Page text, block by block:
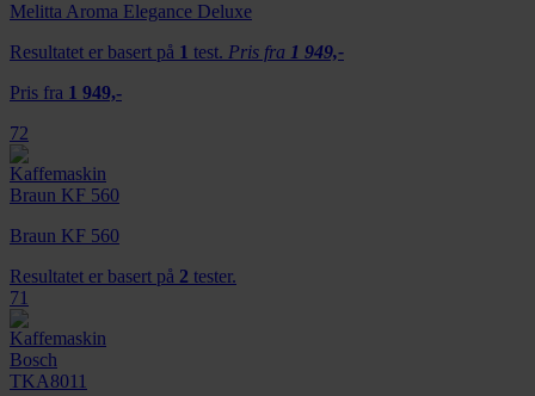
Melitta Aroma Elegance Deluxe
Resultatet er basert på 1 test. Pris fra 1 949,-
Pris fra 1 949,-
72
Braun KF 560
Resultatet er basert på 2 tester.
71